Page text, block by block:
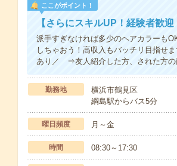
ここがポイント！
【さらにスキルUP！経験者歓
派手すぎなければ多少のヘアカラーも
しちゃおう！高収入もバッチリ目指
あり／ ⇒友人紹介した方、された方
勤務地
横浜市鶴見区
綱島駅からバス5分
曜日頻度 月～金
時間 08:30～17:30